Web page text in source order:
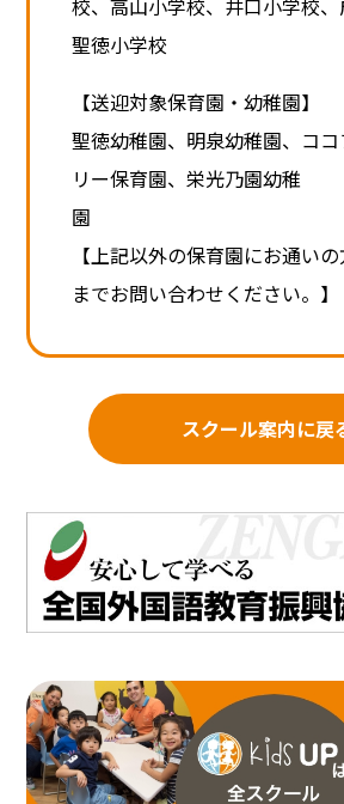
聖徳小学校
【送迎対象保育園・幼稚園】
聖徳幼稚園、明泉幼稚園、コ
リー保育園、栄光乃園幼稚
【上記以外の保育園にお通い
までお問い合わせください。】
スクール案内に戻